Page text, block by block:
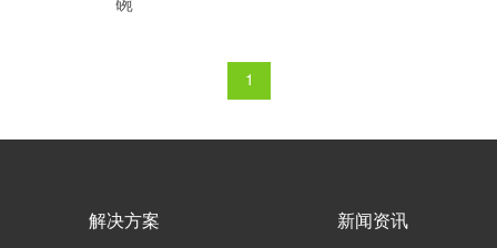
碗
1
解决方案 新闻资讯